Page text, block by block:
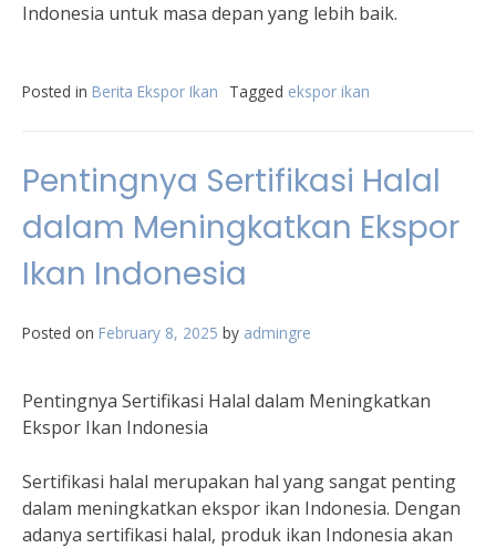
Indonesia untuk masa depan yang lebih baik.
Posted in Berita Ekspor Ikan Tagged ekspor ikan
Pentingnya Sertifikasi Halal
dalam Meningkatkan Ekspor
Ikan Indonesia
Posted on February 8, 2025 by admingre
Pentingnya Sertifikasi Halal dalam Meningkatkan
Ekspor Ikan Indonesia
Sertifikasi halal merupakan hal yang sangat penting
dalam meningkatkan ekspor ikan Indonesia. Dengan
adanya sertifikasi halal, produk ikan Indonesia akan